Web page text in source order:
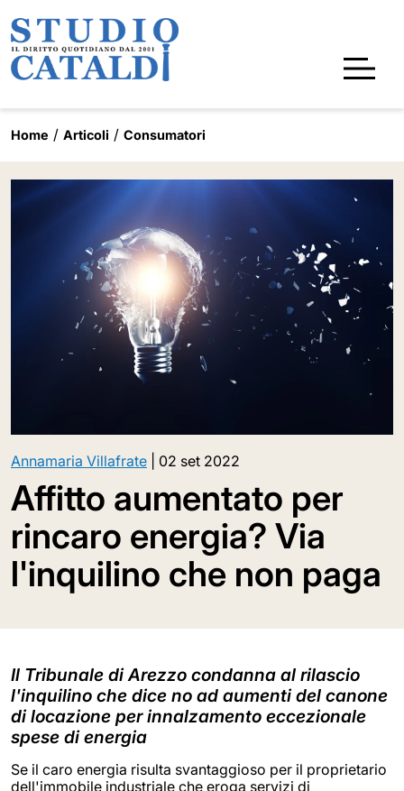
Home Articoli Consumatori
Annamaria Villafrate 02 set 2022
Affitto aumentato per
rincaro energia? Via
l'inquilino che non paga
Il Tribunale di Arezzo condanna al rilascio
l'inquilino che dice no ad aumenti del canone
di locazione per innalzamento eccezionale
spese di energia
Se il caro energia risulta svantaggioso per il proprietario
dell'immobile industriale che eroga servizi di